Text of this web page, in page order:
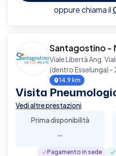
oppure chiama il
Santagostino -
Viale Libertà Ang.
(dentro Esselunga)
14.9 km
Visita
Vedi altre prestazioni
Prima disponibilità
-
Pagamento in sede